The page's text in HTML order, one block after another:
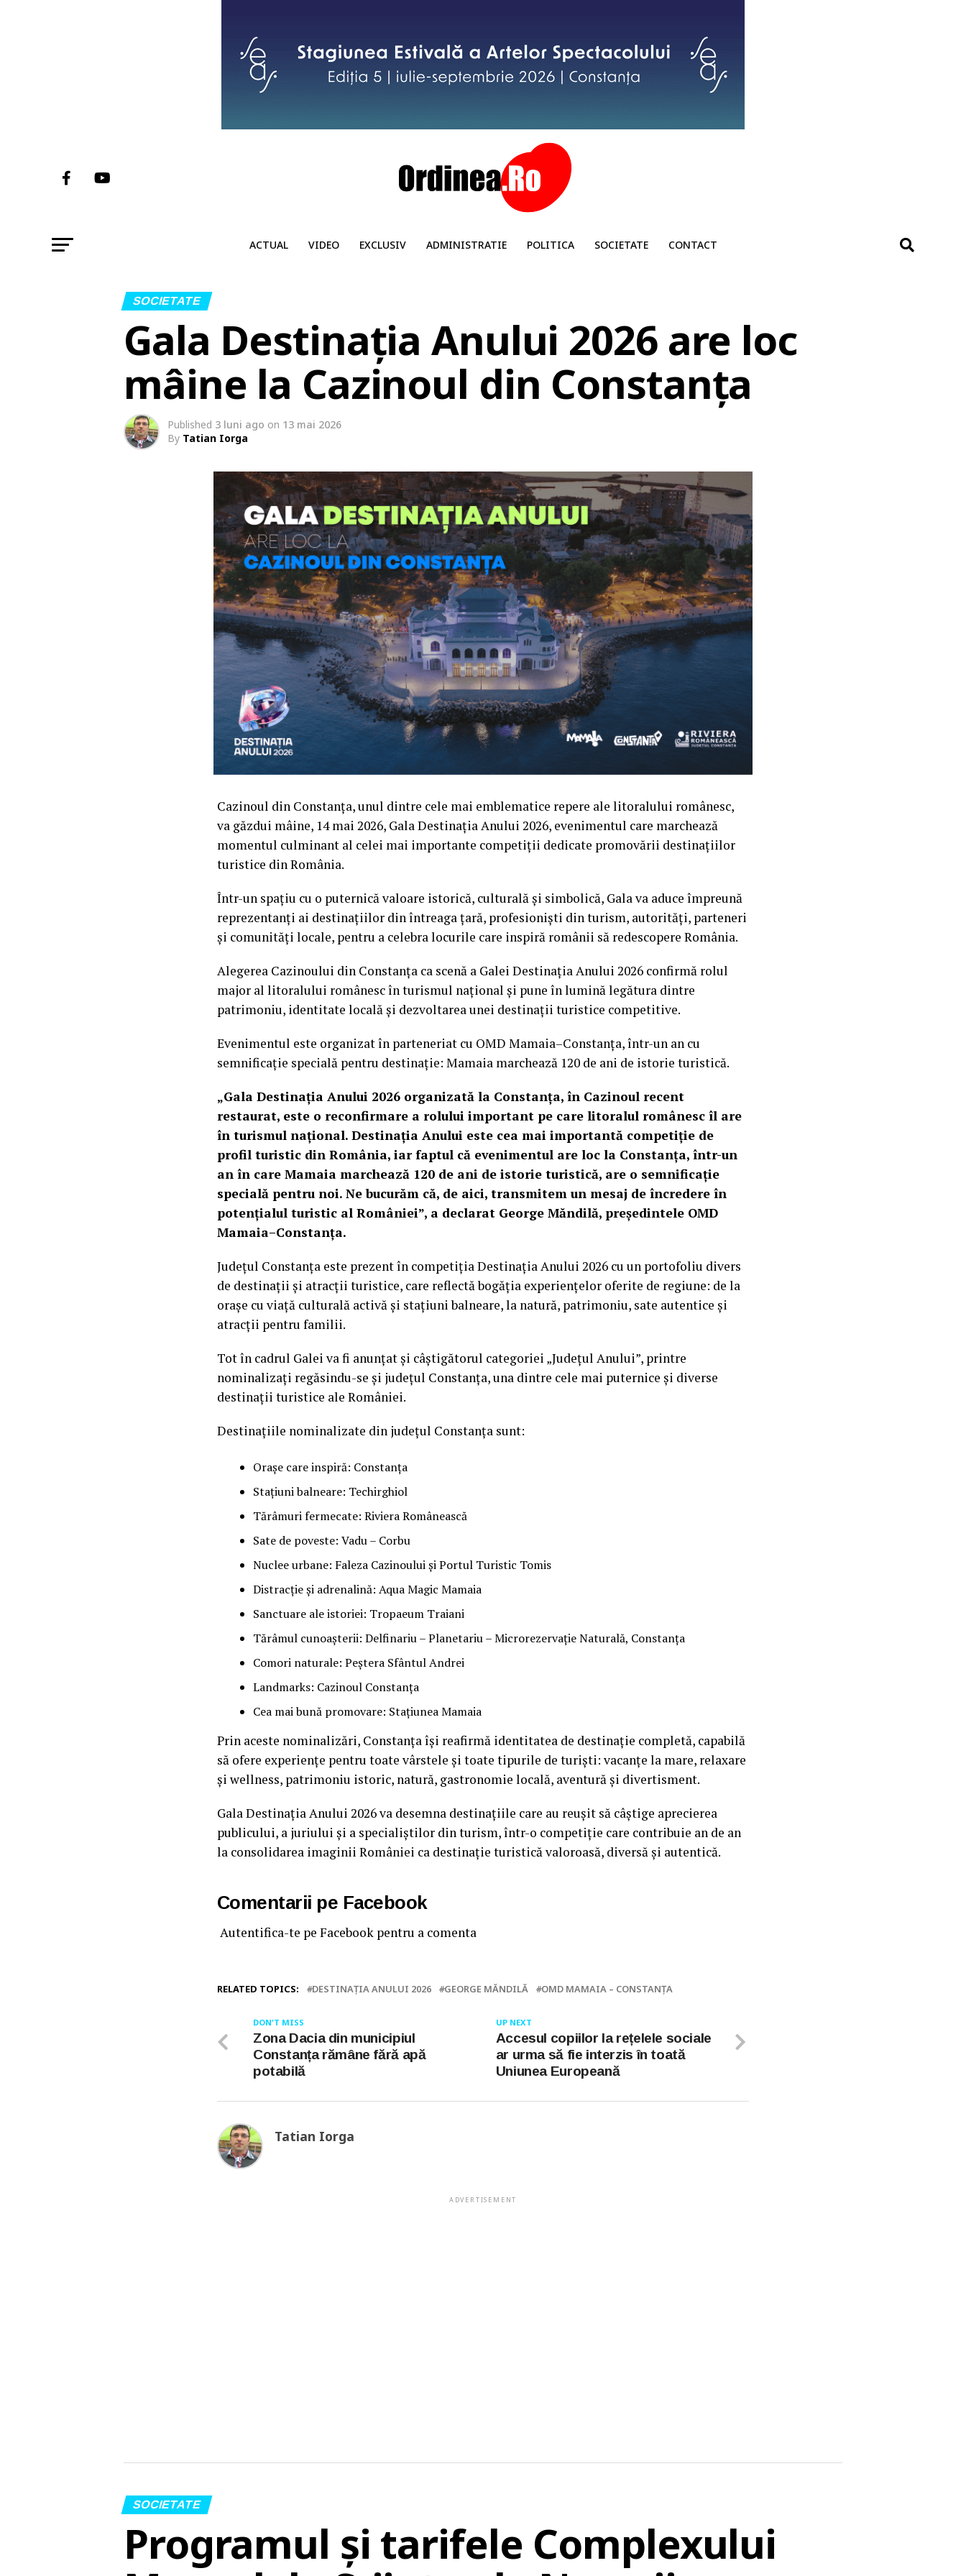
ACTUAL VIDEO EXCLUSIV ADMINISTRATIE POLITICA SOCIETATE CONTACT
SOCIETATE
Gala Destinația Anului 2026 are loc
mâine la Cazinoul din Constanța
Published 3 luni ago on 13 mai 2026
By Tatian Iorga
Cazinoul din Constanța, unul dintre cele mai emblematice repere ale litoralului românesc,
va găzdui mâine, 14 mai 2026, Gala Destinația Anului 2026, evenimentul care marchează
momentul culminant al celei mai importante competiții dedicate promovării destinațiilor
turistice din România.
Într-un spațiu cu o puternică valoare istorică, culturală și simbolică, Gala va aduce împreună
reprezentanți ai destinațiilor din întreaga țară, profesioniști din turism, autorități, parteneri
și comunități locale, pentru a celebra locurile care inspiră românii să redescopere România.
Alegerea Cazinoului din Constanța ca scenă a Galei Destinația Anului 2026 confirmă rolul
major al litoralului românesc în turismul național și pune în lumină legătura dintre
patrimoniu, identitate locală și dezvoltarea unei destinații turistice competitive.
Evenimentul este organizat în parteneriat cu OMD Mamaia–Constanța, într-un an cu
semnificație specială pentru destinație: Mamaia marchează 120 de ani de istorie turistică.
„Gala Destinația Anului 2026 organizată la Constanța, în Cazinoul recent
restaurat, este o reconfirmare a rolului important pe care litoralul românesc îl are
în turismul național. Destinația Anului este cea mai importantă competiție de
profil turistic din România, iar faptul că evenimentul are loc la Constanța, într-un
an în care Mamaia marchează 120 de ani de istorie turistică, are o semnificație
specială pentru noi. Ne bucurăm că, de aici, transmitem un mesaj de încredere în
potențialul turistic al României”, a declarat George Măndilă, președintele OMD
Mamaia–Constanța.
Județul Constanța este prezent în competiția Destinația Anului 2026 cu un portofoliu divers
de destinații și atracții turistice, care reflectă bogăția experiențelor oferite de regiune: de la
orașe cu viață culturală activă și stațiuni balneare, la natură, patrimoniu, sate autentice și
atracții pentru familii.
Tot în cadrul Galei va fi anunțat și câștigătorul categoriei „Județul Anului”, printre
nominalizați regăsindu-se și județul Constanța, una dintre cele mai puternice și diverse
destinații turistice ale României.
Destinațiile nominalizate din județul Constanța sunt:
Orașe care inspiră: Constanța
Stațiuni balneare: Techirghiol
Tărâmuri fermecate: Riviera Românească
Sate de poveste: Vadu – Corbu
Nuclee urbane: Faleza Cazinoului și Portul Turistic Tomis
Distracție și adrenalină: Aqua Magic Mamaia
Sanctuare ale istoriei: Tropaeum Traiani
Tărâmul cunoașterii: Delfinariu – Planetariu – Microrezervație Naturală, Constanța
Comori naturale: Peștera Sfântul Andrei
Landmarks: Cazinoul Constanța
Cea mai bună promovare: Stațiunea Mamaia
Prin aceste nominalizări, Constanța își reafirmă identitatea de destinație completă, capabilă
să ofere experiențe pentru toate vârstele și toate tipurile de turiști: vacanțe la mare, relaxare
și wellness, patrimoniu istoric, natură, gastronomie locală, aventură și divertisment.
Gala Destinația Anului 2026 va desemna destinațiile care au reușit să câștige aprecierea
publicului, a juriului și a specialiștilor din turism, într-o competiție care contribuie an de an
la consolidarea imaginii României ca destinație turistică valoroasă, diversă și autentică.
Comentarii pe Facebook
Autentifica-te pe Facebook pentru a comenta
RELATED TOPICS: DESTINAȚIA ANULUI 2026 GEORGE MĂNDILĂ OMD MAMAIA – CONSTANȚA
UP NEXT
Accesul copiilor la rețelele sociale
ar urma să fie interzis în toată
Uniunea Europeană
DON'T MISS
Zona Dacia din municipiul
Constanța rămâne fără apă
potabilă
Tatian Iorga
ADVERTISEMENT
SOCIETATE
Programul și tarifele Complexului